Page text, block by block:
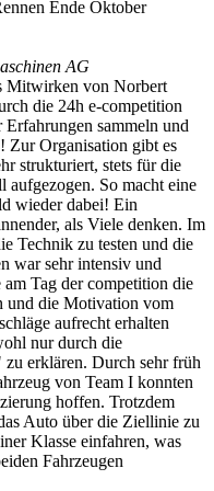
Ende Oktober
AG
Mitwirken von Norbert
die 24h e-competition
sammeln und
Zur Organisation gibt es
strukturiert, stets für die
aufgezogen. So macht eine
wieder dabei! Ein
als Viele denken. Im
Technik zu testen und die
war sehr intensiv und
Tag der competition die
und die Motivation vom
aufrecht erhalten
nur durch die
erklären. Durch sehr früh
von Team I konnten
hoffen. Trotzdem
Auto über die Ziellinie zu
Klasse einfahren, was
Fahrzeugen